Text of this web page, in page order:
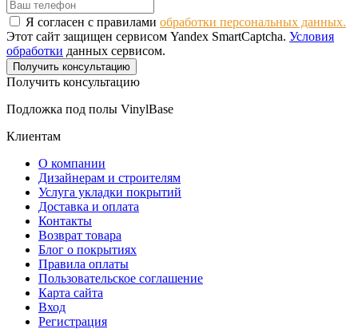
Я согласен с правилами обработки персональных данных.
Этот сайт защищен сервисом Yandex SmartCaptcha. Условия
обработки данных сервисом.
Получить консультацию
Получить консультацию
Подложка под полы VinylBase
Клиентам
О компании
Дизайнерам и строителям
Услуга укладки покрытий
Доставка и оплата
Контакты
Возврат товара
Блог о покрытиях
Правила оплаты
Пользовательское соглашение
Карта сайта
Вход
Регистрация